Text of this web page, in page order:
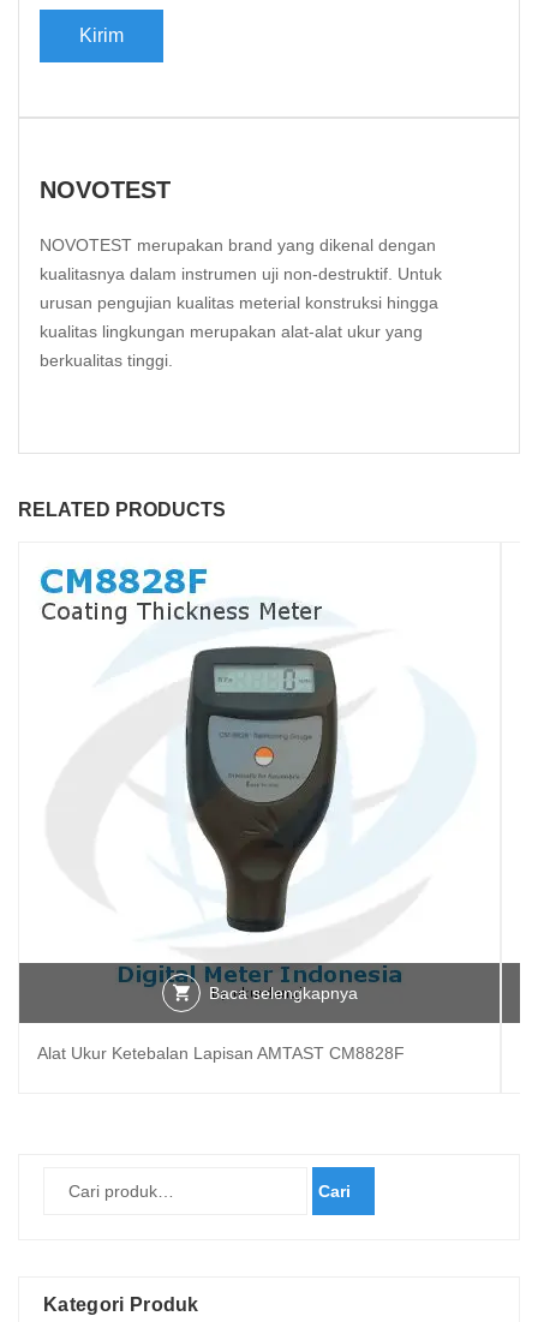
NOVOTEST
NOVOTEST merupakan brand yang dikenal dengan
kualitasnya dalam instrumen uji non-destruktif. Untuk
urusan pengujian kualitas meterial konstruksi hingga
kualitas lingkungan merupakan alat-alat ukur yang
berkualitas tinggi.
RELATED PRODUCTS
Baca selengkapnya
Alat Ukur Ketebalan Lapisan AMTAST CM8828F
Cari
Kategori Produk